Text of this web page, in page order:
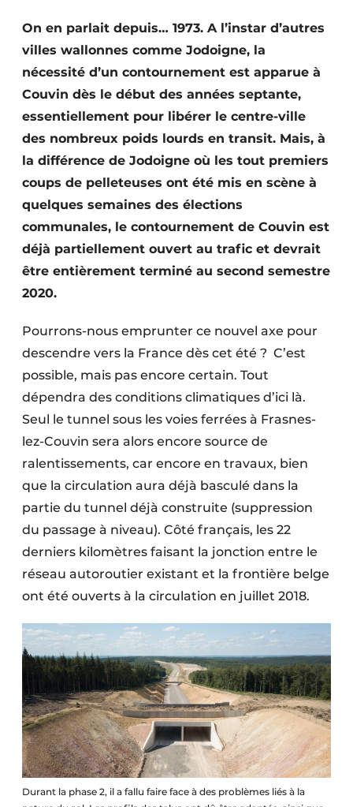
Video’s
Construction bois
Contrôle d’accès
Éclairage
Fondations
Façades
Géotextiles
Infrastructures souterraines et égouttage
Protection solaire
Rénovation
Sécurité incendie
Techniques ferroviaires
Travaux ferroviaires
On en parlait depuis… 1973. A l’instar d’autres
villes wallonnes comme Jodoigne, la
nécessité d’un contournement est apparue à
Couvin dès le début des années septante,
essentiellement pour libérer le centre-ville
des nombreux poids lourds en transit. Mais, à
la différence de Jodoigne où les tout premiers
coups de pelleteuses ont été mis en scène à
quelques semaines des élections
communales, le contournement de Couvin est
déjà partiellement ouvert au trafic et devrait
être entièrement terminé au second semestre
2020.
Pourrons-nous emprunter ce nouvel axe pour
descendre vers la France dès cet été ? C’est
possible, mais pas encore certain. Tout
dépendra des conditions climatiques d’ici là.
Seul le tunnel sous les voies ferrées à Frasnes-
lez-Couvin sera alors encore source de
ralentissements, car encore en travaux, bien
que la circulation aura déjà basculé dans la
partie du tunnel déjà construite (suppression
du passage à niveau). Côté français, les 22
derniers kilomètres faisant la jonction entre le
réseau autoroutier existant et la frontière belge
ont été ouverts à la circulation en juillet 2018.
Durant la phase 2, il a fallu faire face à des problèmes liés à la